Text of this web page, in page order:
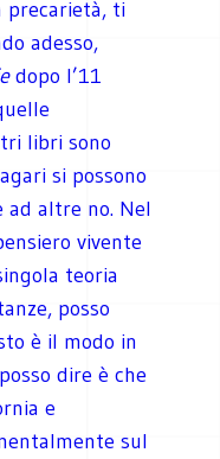
precarietà, ti
adesso,
dopo l’11
libri sono
si possono
ad altre no. Nel
vivente
teoria
posso
è il modo in
dire è che
e
sul